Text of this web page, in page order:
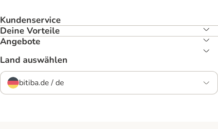
Kundenservice
Deine Vorteile
Angebote
Land auswählen
bitiba.de / de